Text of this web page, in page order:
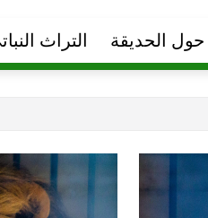
حول الحديقة التراث